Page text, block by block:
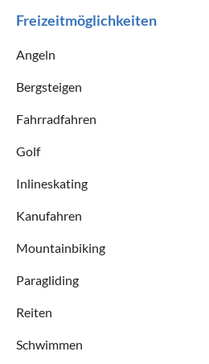
Freizeitmöglichkeiten
Angeln
Bergsteigen
Fahrradfahren
Golf
Inlineskating
Kanufahren
Mountainbiking
Paragliding
Reiten
Schwimmen